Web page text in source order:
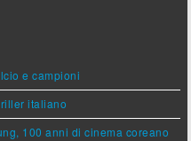
e campioni
italiano
100 anni di cinema coreano